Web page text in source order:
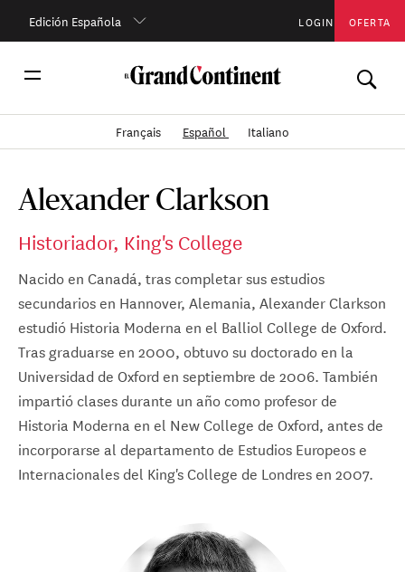
Edición Española LOGIN OFERTA
Français Español Italiano
Alexander Clarkson
Historiador, King's College
Nacido en Canadá, tras completar sus estudios
secundarios en Hannover, Alemania, Alexander Clarkson
estudió Historia Moderna en el Balliol College de Oxford.
Tras graduarse en 2000, obtuvo su doctorado en la
Universidad de Oxford en septiembre de 2006. También
impartió clases durante un año como profesor de
Historia Moderna en el New College de Oxford, antes de
incorporarse al departamento de Estudios Europeos e
Internacionales del King's College de Londres en 2007.